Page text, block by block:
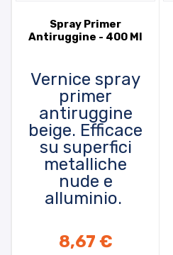
Spray Primer
Antiruggine - 400 Ml
Vernice spray
primer
antiruggine
beige. Efficace
su superfici
metalliche
nude e
alluminio.
8,67 €
AGGIUNGI AL CARRELLO